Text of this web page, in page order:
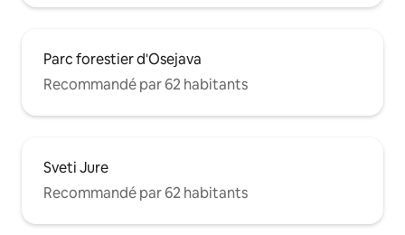
Parc forestier d'Osejava
Recommandé par 62 habitants
Sveti Jure
Recommandé par 62 habitants